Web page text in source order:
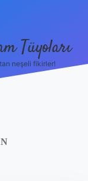
Tüyoları
neşeli fikirler!